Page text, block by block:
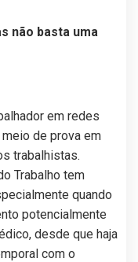
não basta uma
em redes
de prova em
trabalhistas.
Trabalho tem
quando
potencialmente
desde que haja
com o